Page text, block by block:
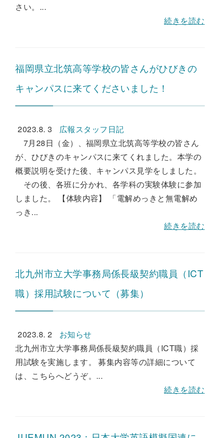
さい。...
続きを読む
福岡県立北筑高等学校の皆さんがひびきの
キャンパスに来てくださいました！
2023.8. 3
広報スタッフ日記
7月28日（金）、福岡県立北筑高等学校の皆さん
が、ひびきのキャンパスに来てくれました。本学の
概要説明を受けた後、キャンパス見学をしました。
その後、各班に分かれ、各学科の実験体験に参加
しました。 【体験内容】 「電解めっきと無電解め
っき...
続きを読む
北九州市立大学事務局係長級契約職員（ICT
職）採用試験について（募集）
2023.8. 2
お知らせ
北九州市立大学事務局係長級契約職員（ICT職）採
用試験を実施します。 募集内容等の詳細について
は、こちらへどうぞ。...
続きを読む